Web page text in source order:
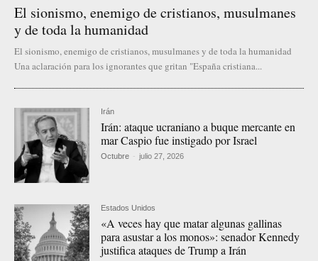
El sionismo, enemigo de cristianos, musulmanes
y de toda la humanidad
El sionismo, enemigo de cristianos, musulmanes y de toda la humanidad
Una aclaración para los ignorantes que gritan "España cristiana...
Irán
Irán: ataque ucraniano a buque mercante en
mar Caspio fue instigado por Israel
Octubre - julio 27, 2026
Estados Unidos
«A veces hay que matar algunas gallinas
para asustar a los monos»: senador Kennedy
justifica ataques de Trump a Irán